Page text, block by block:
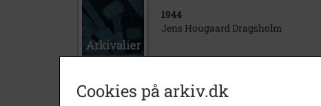
1944
Jens Hougaard Dragsholm
Cookies på arkiv.dk